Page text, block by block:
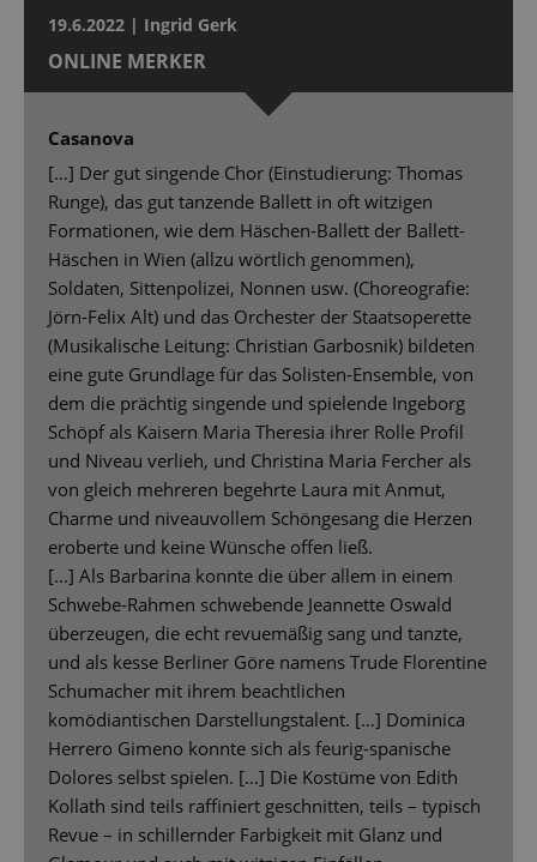
19.6.2022 | Ingrid Gerk
ONLINE MERKER
Casanova
[…] Der gut singende Chor (Einstudierung: Thomas
Runge), das gut tanzende Ballett in oft witzigen
Formationen, wie dem Häschen-Ballett der Ballett-
Häschen in Wien (allzu wörtlich genommen),
Soldaten, Sittenpolizei, Nonnen usw. (Choreografie:
Jörn-Felix Alt) und das Orchester der Staatsoperette
(Musikalische Leitung: Christian Garbosnik) bildeten
eine gute Grundlage für das Solisten-Ensemble, von
dem die prächtig singende und spielende Ingeborg
Schöpf als Kaisern Maria Theresia ihrer Rolle Profil
und Niveau verlieh, und Christina Maria Fercher als
von gleich mehreren begehrte Laura mit Anmut,
Charme und niveauvollem Schöngesang die Herzen
eroberte und keine Wünsche offen ließ.
[...] Als Barbarina konnte die über allem in einem
Schwebe-Rahmen schwebende Jeannette Oswald
überzeugen, die echt revuemäßig sang und tanzte,
und als kesse Berliner Göre namens Trude Florentine
Schumacher mit ihrem beachtlichen
komödiantischen Darstellungstalent. […] Dominica
Herrero Gimeno konnte sich als feurig-spanische
Dolores selbst spielen. […] Die Kostüme von Edith
Kollath sind teils raffiniert geschnitten, teils – typisch
Revue – in schillernder Farbigkeit mit Glanz und